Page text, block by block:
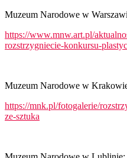
Muzeum Narodowe w
https://www.mnw.art.pl/
rozstrzygniecie-konkursu-
Muzeum Narodowe w
https://mnk.pl/fotogalerie/
ze-sztuka